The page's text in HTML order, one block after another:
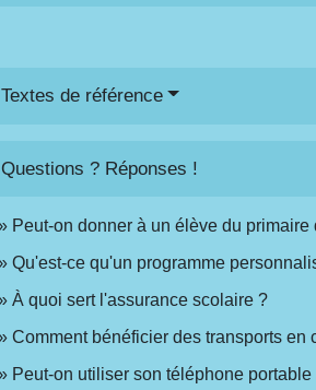
Textes de référence
Questions ? Réponses !
Peut-on donner à un élève du
Qu'est-ce qu'un programme
À quoi sert l'assurance scolaire ?
Comment bénéficier des transports en
Peut-on utiliser son téléphone